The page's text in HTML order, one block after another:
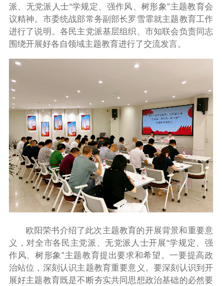
派、无党派人士“学规定、强作风、树形象”主题教育会
议精神。市委统战部常务副部长罗雪霏就主题教育工作
进行了说明。各民主党派基层组织、市知联会负责同志
围绕开展好各自领域主题教育进行了交流发言。
欧阳荣书介绍了此次主题教育的开展背景和重要意
义，对全市各民主党派、无党派人士开展“学规定、强
作风、树形象”主题教育提出要求和希望。一要提高政
治站位，深刻认识主题教育重要意义。要深刻认识到开
展好主题教育既是不断夯实共同思想政治基础的必然要